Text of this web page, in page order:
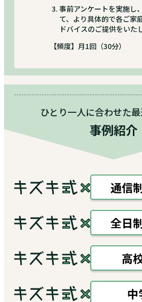
事前アンケートを実施し
て、より具体的で各ご家
ドバイスのご提供をいた
【頻度】月1回（30分）
ひとり一人に合わせた
事例紹介
通信
全日
高
中